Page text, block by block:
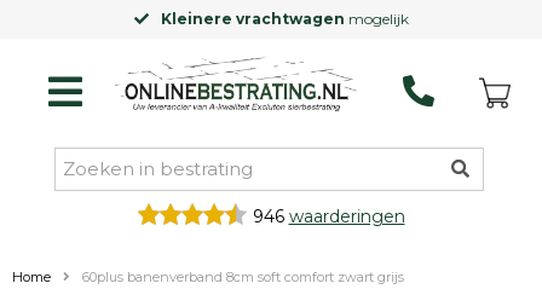
Kleinere vrachtwagen mogelijk
946 waarderingen
Home 60plus banenverband 8cm soft comfort zwart grijs